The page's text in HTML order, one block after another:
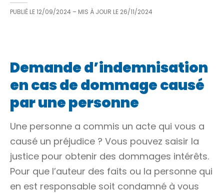
PUBLIÉ LE12/09/2024 – MIS À JOUR LE 26/11/2024
Demande d’indemnisation
en cas de dommage causé
par une personne
Une personne a commis un acte qui vous a
causé un préjudice ? Vous pouvez saisir la
justice pour obtenir des dommages intérêts.
Pour que l’auteur des faits ou la personne qui
en est responsable soit condamné à vous